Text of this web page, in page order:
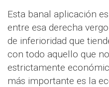
Esta banal aplicación
entre esa derecha
de inferioridad que
con todo aquello que
estrictamente
más importante es la